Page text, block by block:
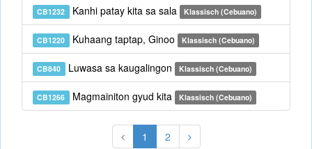
CB1232 Kanhi patay kita sa sala Klassisch (Cebuano)
CB1220 Kuhaang taptap, Ginoo Klassisch (Cebuano)
CB840 Luwasa sa kaugalingon Klassisch (Cebuano)
CB1266 Magmainiton gyud kita Klassisch (Cebuano)
1 2